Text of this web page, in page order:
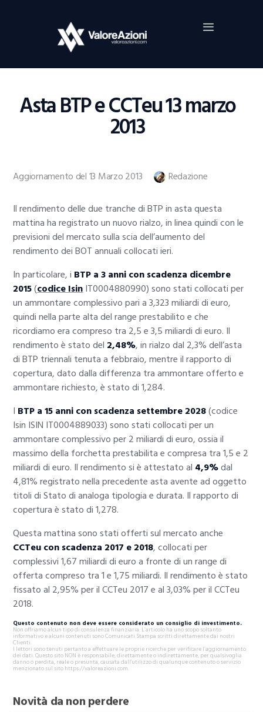
Asta BTP e CCTeu 13 marzo
2013
Home
Investimenti
Borsa
Guide Al Trading
Aggiornamento del 13 Marzo 2013 Redazione
Il rendimento delle due tranche di BTP in asta questa
mattina ha registrato un nuovo rialzo, in linea quindi con le
previsioni del mercato sulla scia dell’aumento del
rendimento dei BOT annuali collocati ieri.
In particolare, i BTP a 3 anni con scadenza dicembre
2015(codice IsinIT0004880990) sono stati collocati per
un ammontare complessivo pari a 3,323 miliardi di euro,
quindi nella parte alta del range prestabilito e che
ricordiamo era compreso tra 2,5 e 3,5 miliardi di euro. Il
rendimento è stato del 2,48%, in rialzo dal 2,3% dell’asta
di BTP triennali tenuta a febbraio, mentre il rapporto di
copertura, dato dalla differenza tra ammontare offerto e
ammontare richiesto, è stato di 1,284.
I BTP a 15 anni con scadenza settembre 2028(codice
Isin ISIN IT0004889033) sono stati collocati per un
ammontare complessivo per 2 miliardi di euro, ossia il
massimo della forchetta prestabilita e compresa tra 1,5 e 2
miliardi di euro. Il rendimento si è attestato al 4,9%dal
4,81% registrato nella precedente asta avente ad oggetto
titoli di Stato di analoga tipologia e durata. Il rapporto di
copertura è stato di 1,278.
Questa mattina sono stati offerti sul mercato anche
CCTeu con scadenza 2017 e 2018, collocati per
complessivi 1,67 miliardi di euro a fronte di un range di
offerta compreso tra 1 e 1,75 miliardi. Il rendimento è stato
fissato al 2,95% per il CCTeu 2017 e al 3,03% per il CCTeu
2018.
Questo contenuto non deve essere considerato un consiglio di investimento.
Non offriamo alcun tipo di consulenza finanziaria. L’articolo ha uno scopo soltanto
informativo e alcuni contenuti sono Comunicati Stampa scritti direttamente dai nostri
Clienti.
I lettori sono tenuti pertanto a effettuare le proprie ricerche per verificare l’aggiornamento
dei dati. Questo sito NON è responsabile, direttamente o indirettamente, per qualsivoglia
danno o perdita, reale o presunta, causata dall'utilizzo di qualunque contenuto o servizio
menzionato sul sito https://valoreazioni.com.
Novità da non perdere